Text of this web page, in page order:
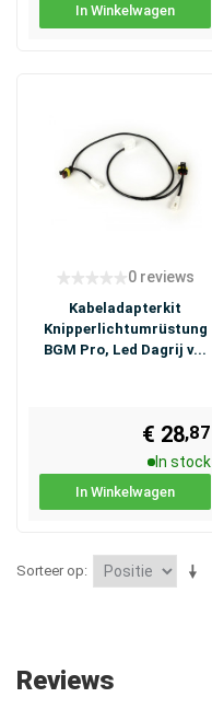
In Winkelwagen
0 reviews
Kabeladapterkit
Knipperlichtumrüstung
BGM Pro, Led Dagrij v...
€ 28,87
In stock
In Winkelwagen
Sorteer op
Reviews